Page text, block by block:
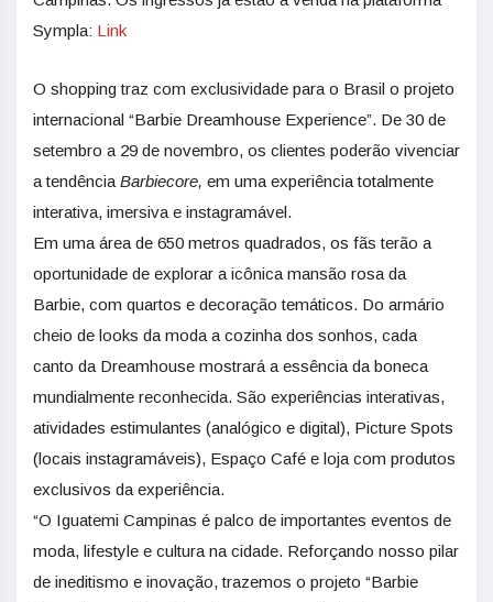
Sympla: Link
O shopping traz com exclusividade para o Brasil o projeto
internacional “Barbie Dreamhouse Experience”. De 30 de
setembro a 29 de novembro, os clientes poderão vivenciar
a tendência Barbiecore, em uma experiência totalmente
interativa, imersiva e instagramável.
Em uma área de 650 metros quadrados, os fãs terão a
oportunidade de explorar a icônica mansão rosa da
Barbie, com quartos e decoração temáticos. Do armário
cheio de looks da moda a cozinha dos sonhos, cada
canto da Dreamhouse mostrará a essência da boneca
mundialmente reconhecida. São experiências interativas,
atividades estimulantes (analógico e digital), Picture Spots
(locais instagramáveis), Espaço Café e loja com produtos
exclusivos da experiência.
“O Iguatemi Campinas é palco de importantes eventos de
moda, lifestyle e cultura na cidade. Reforçando nosso pilar
de ineditismo e inovação, trazemos o projeto “Barbie